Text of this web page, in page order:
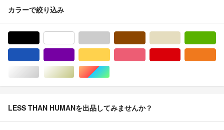
カラーで絞り込み
シルバー/銀色系ゴールド/金色系マルチカラー
LESS THAN HUMANを出品してみませんか？